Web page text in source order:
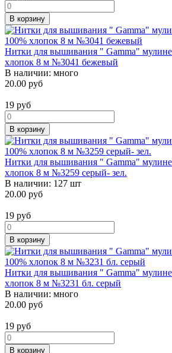
В корзину
Нитки для вышивания " Gamma"
хлопок 8 м №3041 бежевый
В наличии: много
20.00 руб
19 руб
В корзину
Нитки для вышивания " Gamma"
хлопок 8 м №3259 серый- зел.
В наличии: 127 шт
20.00 руб
19 руб
В корзину
Нитки для вышивания " Gamma"
хлопок 8 м №3231 бл. серый
В наличии: много
20.00 руб
19 руб
В корзину